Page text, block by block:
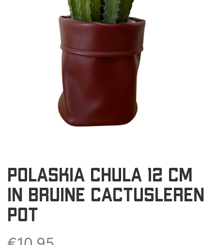
POLASKIA CHULA 12 CM
IN BRUINE CACTUSLEREN
POT